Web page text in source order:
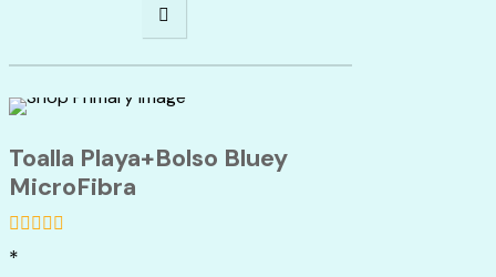
Toalla Playa+Bolso Bluey
MicroFibra
de
*